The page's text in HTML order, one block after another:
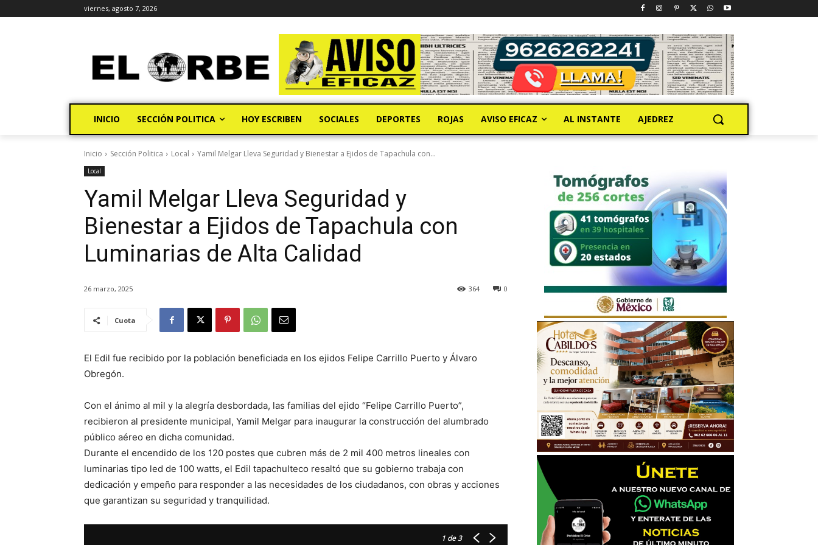
viernes, agosto 7, 2026
INICIO SECCIÓN POLITICA HOY ESCRIBEN SOCIALES DEPORTES ROJAS AVISO EFICAZ AL INSTANTE AJEDREZ
Inicio Sección Politica Local Yamil Melgar Lleva Seguridad y Bienestar a Ejidos de Tapachula con...
Local
Yamil Melgar Lleva Seguridad y
Bienestar a Ejidos de Tapachula con
Luminarias de Alta Calidad
26 marzo, 2025 0
364
Cuota
El Edil fue recibido por la población beneficiada en los ejidos Felipe Carrillo Puerto y Álvaro
Obregón.
Con el ánimo al mil y la alegría desbordada, las familias del ejido “Felipe Carrillo Puerto”,
recibieron al presidente municipal, Yamil Melgar para inaugurar la construcción del alumbrado
público aéreo en dicha comunidad.
Durante el encendido de los 120 postes que cubren más de 2 mil 400 metros lineales con
luminarias tipo led de 100 watts, el Edil tapachulteco resaltó que su gobierno trabaja con
dedicación y empeño para responder a las necesidades de los ciudadanos, con obras y acciones
que garantizan su seguridad y tranquilidad.
1 de 3